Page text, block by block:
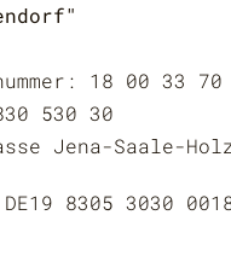
18 00 33 70
530 30
Jena-Saale-
8305 3030